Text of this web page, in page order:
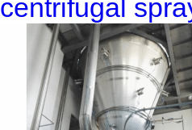
centrifugal